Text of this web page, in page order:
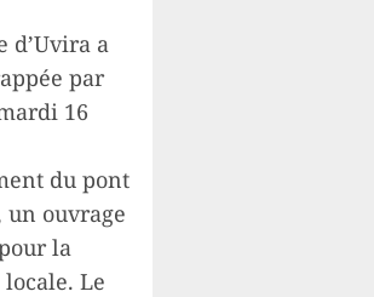
d’Uvira a
par
16
du pont
ouvrage
la
Le